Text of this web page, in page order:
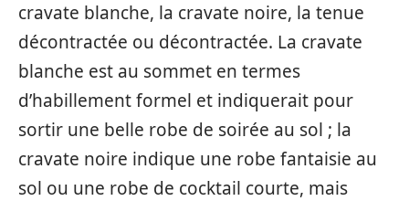
cravate blanche, la cravate noire, la tenue
décontractée ou décontractée. La cravate
blanche est au sommet en termes
d’habillement formel et indiquerait pour
sortir une belle robe de soirée au sol ; la
cravate noire indique une robe fantaisie au
sol ou une robe de cocktail courte, mais